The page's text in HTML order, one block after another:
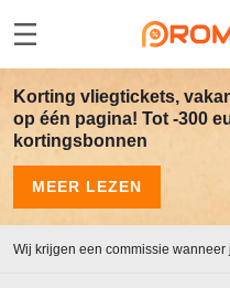
Korting vliegtickets,
op één pagina! Tot -300
kortingsbonnen
MEER LEZEN
Wij krijgen een commissie